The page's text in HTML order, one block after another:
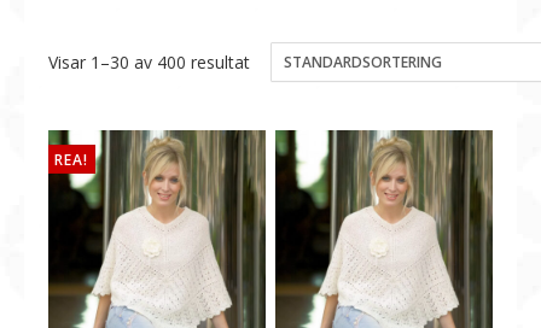
Visar 1–30 av 400 resultat
REA!